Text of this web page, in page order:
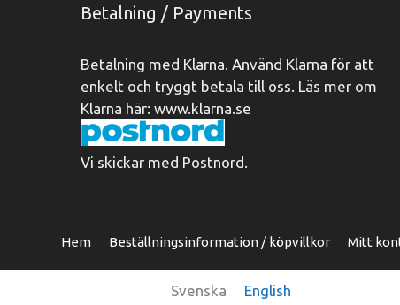
Betalning / Payments
Betalning med Klarna. Använd Klarna för att
enkelt och tryggt betala till oss. Läs mer om
Klarna här: www.klarna.se
Vi skickar med Postnord.
Hem Beställningsinformation / köpvillkor Mitt
Svenska English